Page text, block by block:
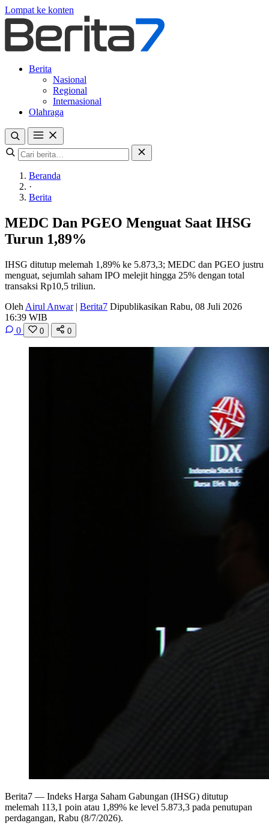
Lompat ke konten
Berita
Nasional
Regional
Internasional
Olahraga
Beranda
·
Berita
MEDC Dan PGEO Menguat Saat IHSG
Turun 1,89%
IHSG ditutup melemah 1,89% ke 5.873,3; MEDC dan PGEO justru
menguat, sejumlah saham IPO melejit hingga 25% dengan total
transaksi Rp10,5 triliun.
Oleh Airul Anwar | Berita7 Dipublikasikan Rabu, 08 Juli 2026
16:39 WIB
0
0 0
Berita7 — Indeks Harga Saham Gabungan (IHSG) ditutup
melemah 113,1 poin atau 1,89% ke level 5.873,3 pada penutupan
perdagangan, Rabu (8/7/2026).